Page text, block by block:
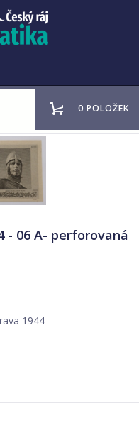
0 POLOŽEK
- 06 A- perforovaná
1944